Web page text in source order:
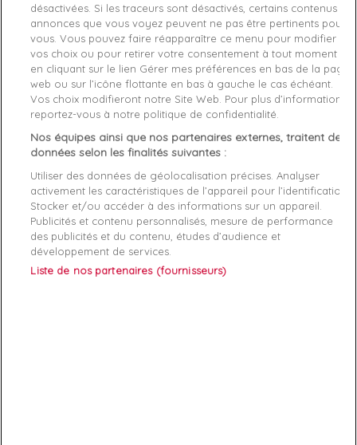
Fiche technique
Couleur Noir
Matière Synthétique
Genre Homme
Rayon Bagagerie
Démarque 35 %
Références spécifiques
EAN-13 8719851719482
désactivées. Si les traceurs sont désactivés, certains contenus et
annonces que vous voyez peuvent ne pas être pertinents pour
vous. Vous pouvez faire réapparaître ce menu pour modifier
vos choix ou pour retirer votre consentement à tout moment
en cliquant sur le lien Gérer mes préférences en bas de la page
web ou sur l’icône flottante en bas à gauche le cas échéant.
Vos choix modifieront notre Site Web. Pour plus d’informations,
reportez-vous à notre politique de confidentialité.
Nos équipes ainsi que nos partenaires externes, traitent des
données selon les finalités suivantes :
Utiliser des données de géolocalisation précises. Analyser
activement les caractéristiques de l’appareil pour l’identification.
Stocker et/ou accéder à des informations sur un appareil.
Publicités et contenu personnalisés, mesure de performance
des publicités et du contenu, études d’audience et
développement de services.
Liste de nos partenaires (fournisseurs)